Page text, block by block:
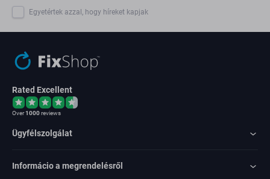
Egyetértek azzal, hogy híreket kapjak
Rated Excellent
Over1000reviews
Ügyfélszolgálat
Informácio a megrendelésről